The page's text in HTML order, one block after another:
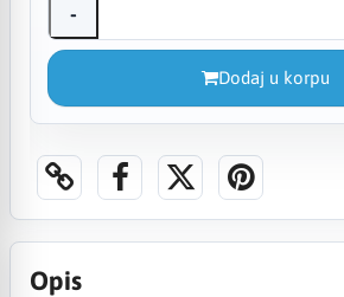
-
Dodaj u korpu
Opis